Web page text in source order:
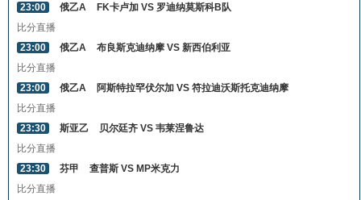
23:00
俄乙A
FK卡卢加 VS 罗迪纳莫斯科B队
比分直播
23:00
俄乙A
布良斯克迪纳摩 VS 新西伯利亚
比分直播
23:00
俄乙A
阿斯特拉罕伏尔加 VS 符拉迪沃斯托克迪纳摩
比分直播
23:30
斯亚乙
贝尔廷齐 VS 韦莱涅鲁达
比分直播
23:30
芬甲
查普斯 VS MP米克力
比分直播